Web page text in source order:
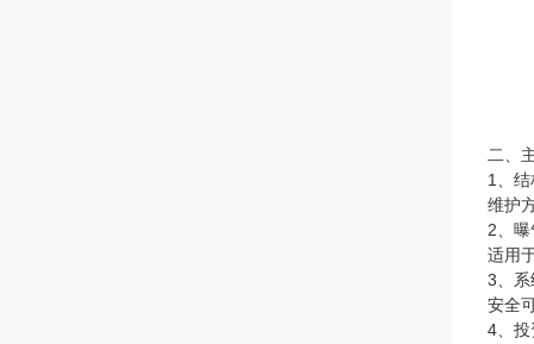
二、
1、
维护
2、
适用
3、
安全
4、投